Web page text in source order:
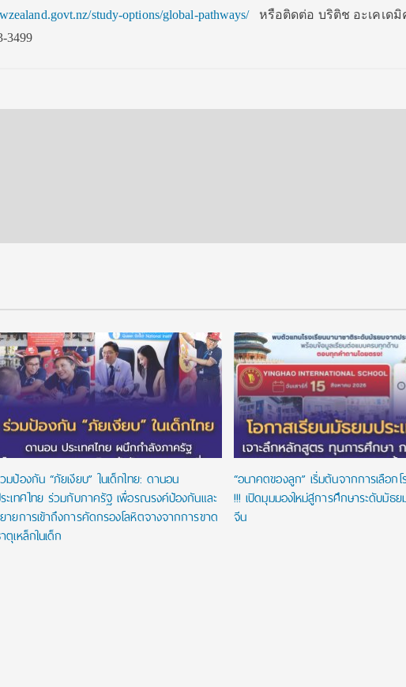
study-options/global-pathways/หรือติดต่อ บริติช อะเคเดมิ
3499
มป้องกัน “ภัยเงียบ” ในเด็กไทย: ดานอน
ะเทศไทย ร่วมกับภาครัฐ เพื่อรณรงค์ป้องกันและ
ายการเข้าถึงการคัดกรองโลหิตจางจากการขาด
ตุเหล็กในเด็ก
“อนาคตของลูก” เริ่มต้นจากการเลือกโ
!!! เปิดมุมมองใหม่สู่การศึกษาระดับมัธย
จีน